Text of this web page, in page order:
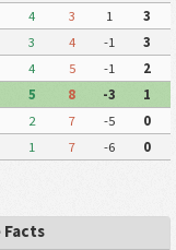
4 3 1
3
3 4 -1
3
4 5 -1
2
5 8 -3
1
2 7 -5
0
1 7 -6
0